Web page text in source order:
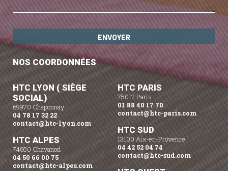
NOS COORDONNÉES
HTC LYON ( SIÈGE
SOCIAL)
69970 Chaponnay
04 78 17 32 22
contact@htc-lyon.com
HTC ALPES
74650 Chavanod
04 50 66 00 75
contact@htc-alpes.com
HTC PARIS
75012 Paris
01 88 40 17 70
contact@htc-paris.com
HTC SUD
13100 Aix-en-Provence
04 42 52 04 74
contact@htc-sud.com